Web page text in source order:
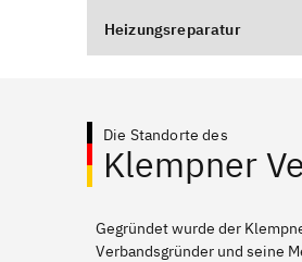
Heizungsreparatur
Die Standorte des
Klempner
Gegründet wurde der
Verbandsgründer und seine